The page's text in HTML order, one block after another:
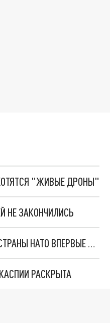
"ЖИВЫЕ ДРОНЫ"
НЕ ЗАКОНЧИЛИСЬ
"ОЧЕНЬ ПЛОХИЕ НОВОСТИ": БОЛЬШАЯ ОШИБКА PALANTIR В РОССИИ. СТРАНЫ НАТО ВПЕРВЫЕ ЗА СВО ОСТАНОВИЛИ ПОСТАВКИ ОРУЖИЯ. ВСУ ТЕРЯЮТ ПРИГРАНИЧЬЕ?
РАСКРЫТА